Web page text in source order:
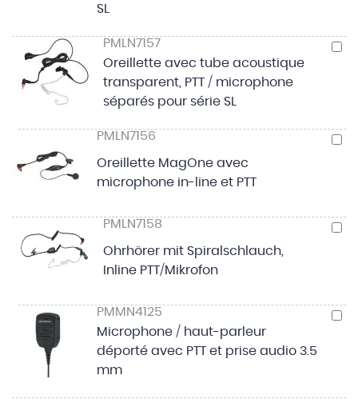
SL
PMLN7157
Oreillette avec tube acoustique
transparent, PTT / microphone
séparés pour série SL
PMLN7156
Oreillette MagOne avec
microphone in-line et PTT
PMLN7158
Ohrhörer mit Spiralschlauch,
Inline PTT/Mikrofon
PMMN4125
Microphone / haut-parleur
déporté avec PTT et prise audio 3.5
mm